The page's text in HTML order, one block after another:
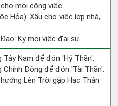
mọi công việc.
Hỏa): Xấu cho việc lợp nhà,
Kỵ mọi việc đại sự.
Tây Nam để đón 'Hỷ Thần'.
Chính Đông để đón 'Tài Thần'.
Lên Trời gặp Hạc Thần